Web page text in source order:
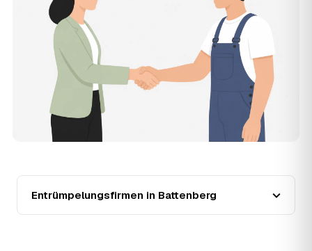
nur der Entrümpler, den Sie selbst auswählen.
Was kostet die Entrümpelung einer normalen
Wohnung in Battenberg?
Für eine durchschnittliche Wohnung mit rund 65 m² liegen
die Kosten in Battenberg bei etwa 1.840 €, das entspricht
im Schnitt rund 33,8 € je Quadratmeter. Zugänglichkeit
(Etage, Aufzug), Menge und Sperrmüllanteil verschieben
den Preis nach oben oder unten — den genauen
Festpreis nennt Ihnen der Entrümpler nach kurzer
Beschreibung.
Seit 2020 verlief die Preisentwicklung in Battenberg
fallend (−25 %), mit dem bisherigen Höchststand im Jahr
2024. Eine Prognose lässt sich daraus nicht ableiten,
Entrümpelungsfirmen in Battenberg